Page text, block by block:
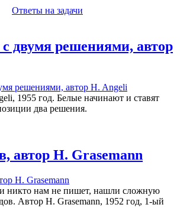
Ответы на задачи
двумя решениями, автор
1955 год. Белые начинают и ставят
два решения.
автор H. Grasemann
и никто нам не пишет, нашли сложную
Автор H. Grasemann, 1952 год, 1-ый